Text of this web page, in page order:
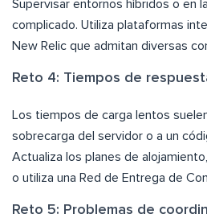
Supervisar entornos híbridos o en
complicado. Utiliza plataformas
New Relic que admitan diversas
Reto 4: Tiempos de
Los tiempos de carga lentos
sobrecarga del servidor o a un
Actualiza los planes de
o utiliza una Red de Entrega de
Reto 5: Problemas de